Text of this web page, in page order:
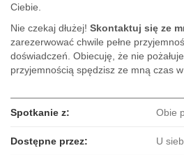
Ciebie.
Nie czekaj dłużej! Skontaktuj się ze
zarezerwować chwile pełne
doświadczeń. Obiecuję, że nie
przyjemnością spędzisz ze mną czas
Spotkanie z: Obie
Dostępne przez: U